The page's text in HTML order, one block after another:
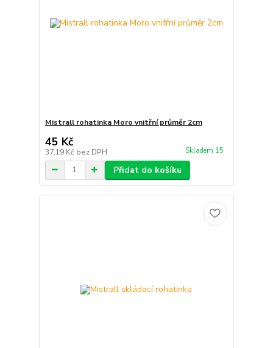
Mistrall rohatinka Moro vnitřní průměr 2cm
45 Kč
37,19 Kč bez DPH Skladem 15
Přidat do košíku